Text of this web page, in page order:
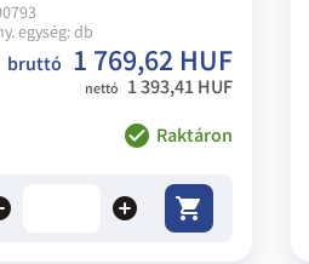
egység:db
bruttó 1 769,62 HUF
nettó 1 393,41 HUF
Raktáron
add